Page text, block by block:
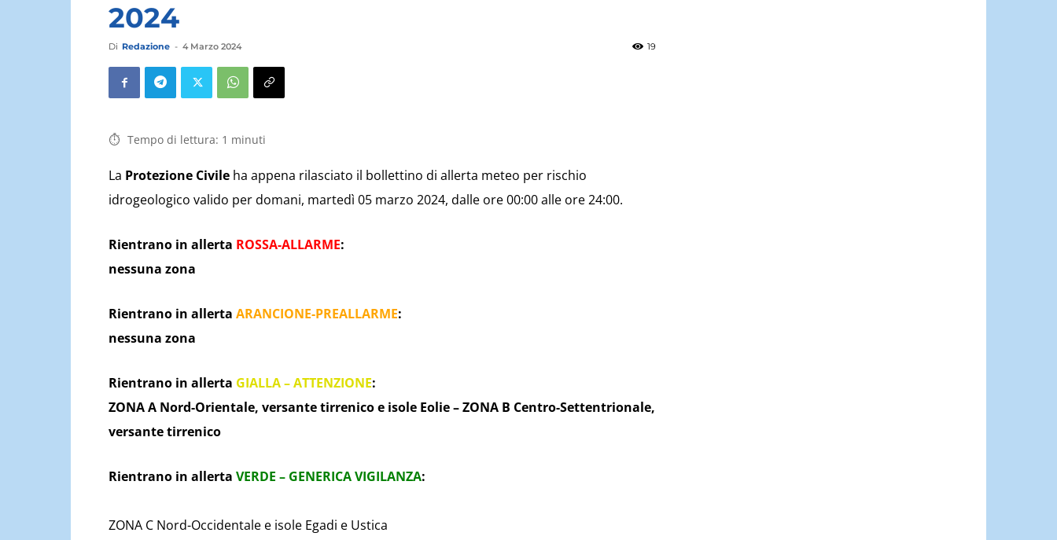
Weather
2024
Di Redazione - 4 Marzo 2024 19
Tempo di lettura: 1 minuti
La Protezione Civile ha appena rilasciato il bollettino di allerta meteo per rischio
idrogeologico valido per domani, martedì 05 marzo 2024, dalle ore 00:00 alle ore 24:00.
Rientrano in allerta ROSSA-ALLARME:
nessuna zona
Rientrano in allerta ARANCIONE-PREALLARME:
nessuna zona
Rientrano in allerta GIALLA – ATTENZIONE:
ZONA A Nord-Orientale, versante tirrenico e isole Eolie – ZONA B Centro-Settentrionale,
versante tirrenico
Rientrano in allerta VERDE – GENERICA VIGILANZA:
ZONA C Nord-Occidentale e isole Egadi e Ustica